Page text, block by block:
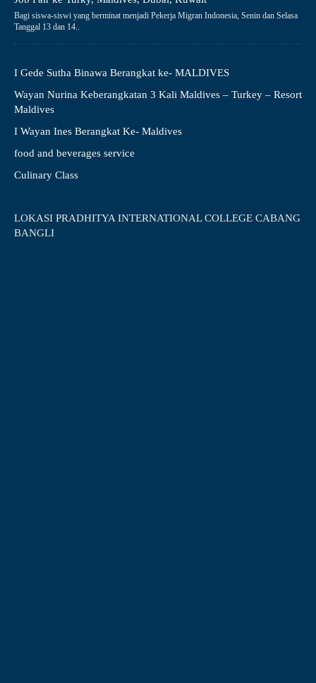
Bagi siswa-siswi yang berminat menjadi Pekerja Migran Indonesia, Senin dan Selasa
Tanggal 13 dan 14..
I Gede Sutha Binawa Berangkat ke- MALDIVES
Wayan Nurina Keberangkatan 3 Kali Maldives – Turkey – Resort
Maldives
I Wayan Ines Berangkat Ke- Maldives
food and beverages service
Culinary Class
LOKASI PRADHITYA INTERNATIONAL COLLEGE CABANG
BANGLI